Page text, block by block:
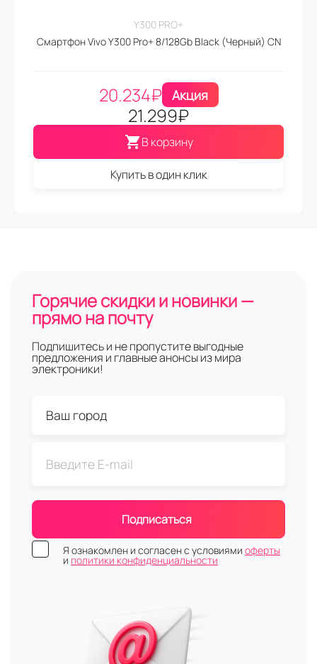
Y300 PRO+
Смартфон Vivo Y300 Pro+ 8/128Gb Black (Черный) CN
20.234₽ Акция
21.299₽
В корзину
Купить в один клик
Горячие скидки и новинки —
прямо на почту
Подпишитесь и не пропустите выгодные
предложения и главные анонсы из мира
электроники!
Подписаться
Я ознакомлен и согласен с условиями оферты
и политики конфиденциальности